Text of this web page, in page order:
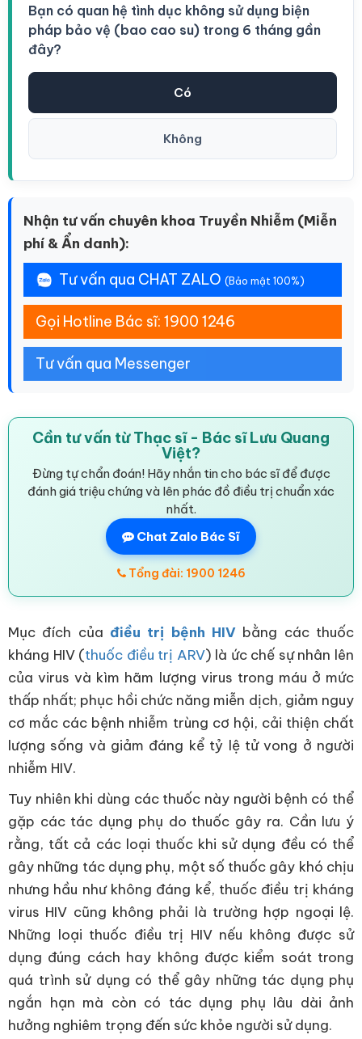
Bạn có quan hệ tình dục không sử dụng biện
pháp bảo vệ (bao cao su) trong 6 tháng gần
đây?
Có
Không
Nhận tư vấn chuyên khoa Truyền Nhiễm (Miễn
phí & Ẩn danh):
Tư vấn qua CHAT ZALO (Bảo mật 100%)
Gọi Hotline Bác sĩ: 1900 1246
Tư vấn qua Messenger
Cần tư vấn từ Thạc sĩ - Bác sĩ Lưu Quang
Việt?
Đừng tự chẩn đoán! Hãy nhắn tin cho bác sĩ để được
đánh giá triệu chứng và lên phác đồ điều trị chuẩn xác
nhất.
Chat Zalo Bác Sĩ
Tổng đài: 1900 1246
Mục đích của điều trị bệnh HIV bằng các thuốc
kháng HIV (thuốc điều trị ARV) là ức chế sự nhân lên
của virus và kìm hãm lượng virus trong máu ở mức
thấp nhất; phục hồi chức năng miễn dịch, giảm nguy
cơ mắc các bệnh nhiễm trùng cơ hội, cải thiện chất
lượng sống và giảm đáng kể tỷ lệ tử vong ở người
nhiễm HIV.
Tuy nhiên khi dùng các thuốc này người bệnh có thể
gặp các tác dụng phụ do thuốc gây ra. Cần lưu ý
rằng, tất cả các loại thuốc khi sử dụng đều có thể
gây những tác dụng phụ, một số thuốc gây khó chịu
nhưng hầu như không đáng kể, thuốc điều trị kháng
virus HIV cũng không phải là trường hợp ngoại lệ.
Những loại thuốc điều trị HIV nếu không được sử
dụng đúng cách hay không được kiểm soát trong
quá trình sử dụng có thể gây những tác dụng phụ
ngắn hạn mà còn có tác dụng phụ lâu dài ảnh
hưởng nghiêm trọng đến sức khỏe người sử dụng.